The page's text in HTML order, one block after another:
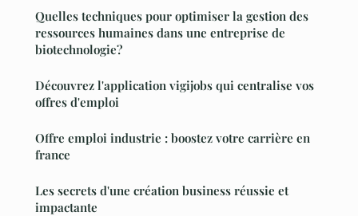
Quelles techniques pour optimiser la gestion des
ressources humaines dans une entreprise de
biotechnologie?
Découvrez l'application vigijobs qui centralise vos
offres d'emploi
Offre emploi industrie : boostez votre carrière en
france
Les secrets d'une création business réussie et
impactante